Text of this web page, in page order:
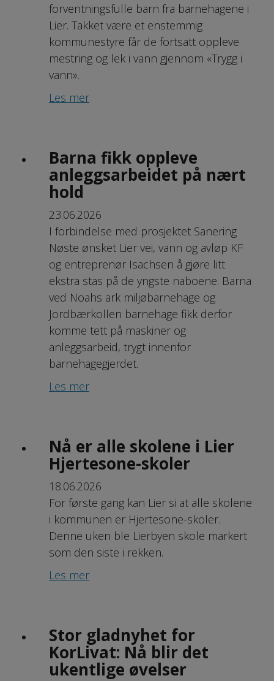
forventningsfulle barn fra barnehagene i
Lier. Takket være et enstemmig
kommunestyre får de fortsatt oppleve
mestring og lek i vann gjennom «Trygg i
vann».
Les mer
Barna fikk oppleve
anleggsarbeidet på nært
hold
23.06.2026
I forbindelse med prosjektet Sanering
Nøste ønsket Lier vei, vann og avløp KF
og entreprenør Isachsen å gjøre litt
ekstra stas på de yngste naboene. Barna
ved Noahs ark miljøbarnehage og
Jordbærkollen barnehage fikk derfor
komme tett på maskiner og
anleggsarbeid, trygt innenfor
barnehagegjerdet.
Les mer
Nå er alle skolene i Lier
Hjertesone-skoler
18.06.2026
For første gang kan Lier si at alle skolene
i kommunen er Hjertesone-skoler.
Denne uken ble Lierbyen skole markert
som den siste i rekken.
Les mer
Stor gladnyhet for
KorLivat: Nå blir det
ukentlige øvelser